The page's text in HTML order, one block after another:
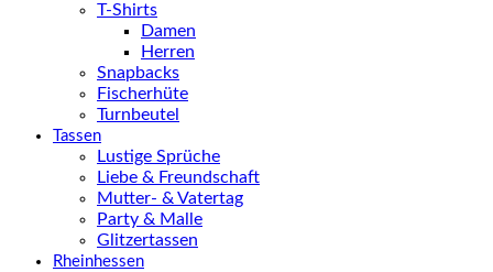
T-Shirts
Damen
Herren
Snapbacks
Fischerhüte
Turnbeutel
Tassen
Lustige Sprüche
Liebe & Freundschaft
Mutter- & Vatertag
Party & Malle
Glitzertassen
Rheinhessen